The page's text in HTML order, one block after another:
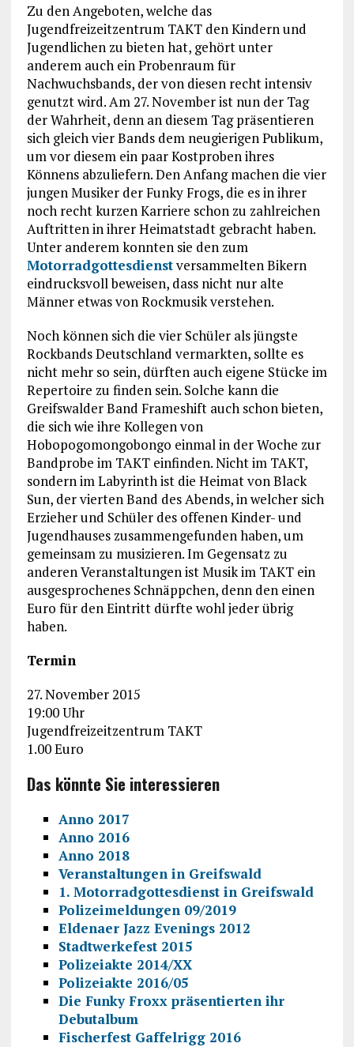
Zu den Angeboten, welche das
Jugendfreizeitzentrum TAKT den Kindern und
Jugendlichen zu bieten hat, gehört unter
anderem auch ein Probenraum für
Nachwuchsbands, der von diesen recht intensiv
genutzt wird. Am 27. November ist nun der Tag
der Wahrheit, denn an diesem Tag präsentieren
sich gleich vier Bands dem neugierigen Publikum,
um vor diesem ein paar Kostproben ihres
Könnens abzuliefern. Den Anfang machen die vier
jungen Musiker der Funky Frogs, die es in ihrer
noch recht kurzen Karriere schon zu zahlreichen
Auftritten in ihrer Heimatstadt gebracht haben.
Unter anderem konnten sie den zum
Motorradgottesdienstversammelten Bikern
eindrucksvoll beweisen, dass nicht nur alte
Männer etwas von Rockmusik verstehen.
Noch können sich die vier Schüler als jüngste
Rockbands Deutschland vermarkten, sollte es
nicht mehr so sein, dürften auch eigene Stücke im
Repertoire zu finden sein. Solche kann die
Greifswalder Band Frameshift auch schon bieten,
die sich wie ihre Kollegen von
Hobopogomongobongo einmal in der Woche zur
Bandprobe im TAKT einfinden. Nicht im TAKT,
sondern im Labyrinth ist die Heimat von Black
Sun, der vierten Band des Abends, in welcher sich
Erzieher und Schüler des offenen Kinder- und
Jugendhauses zusammengefunden haben, um
gemeinsam zu musizieren. Im Gegensatz zu
anderen Veranstaltungen ist Musik im TAKT ein
ausgesprochenes Schnäppchen, denn den einen
Euro für den Eintritt dürfte wohl jeder übrig
haben.
Termin
27. November 2015
19:00 Uhr
Jugendfreizeitzentrum TAKT
1.00 Euro
Das könnte Sie interessieren
Anno 2017
Anno 2016
Anno 2018
Veranstaltungen in Greifswald
1. Motorradgottesdienst in Greifswald
Polizeimeldungen 09/2019
Eldenaer Jazz Evenings 2012
Stadtwerkefest 2015
Polizeiakte 2014/XX
Polizeiakte 2016/05
Die Funky Froxx präsentierten ihr
Debutalbum
Fischerfest Gaffelrigg 2016